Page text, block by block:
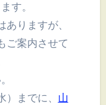
す。
りますが、
ご案内させて
までに、 山